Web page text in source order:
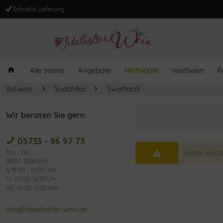
Schnelle Lieferung
Alle Weine Angebote ROTWEIN Weißwein
Rotwein Südafrika Swartland
Wir beraten Sie gern
05733 - 96 97 73
Mo. - Do.:
09:00-13:00 Uhr
& 15:00 - 18:00 Uhr
Fr.: 09:00-18:30 Uhr
Sa.: 09:00-13:00 Uhr
info@fabelhafter-wein.de
Leider